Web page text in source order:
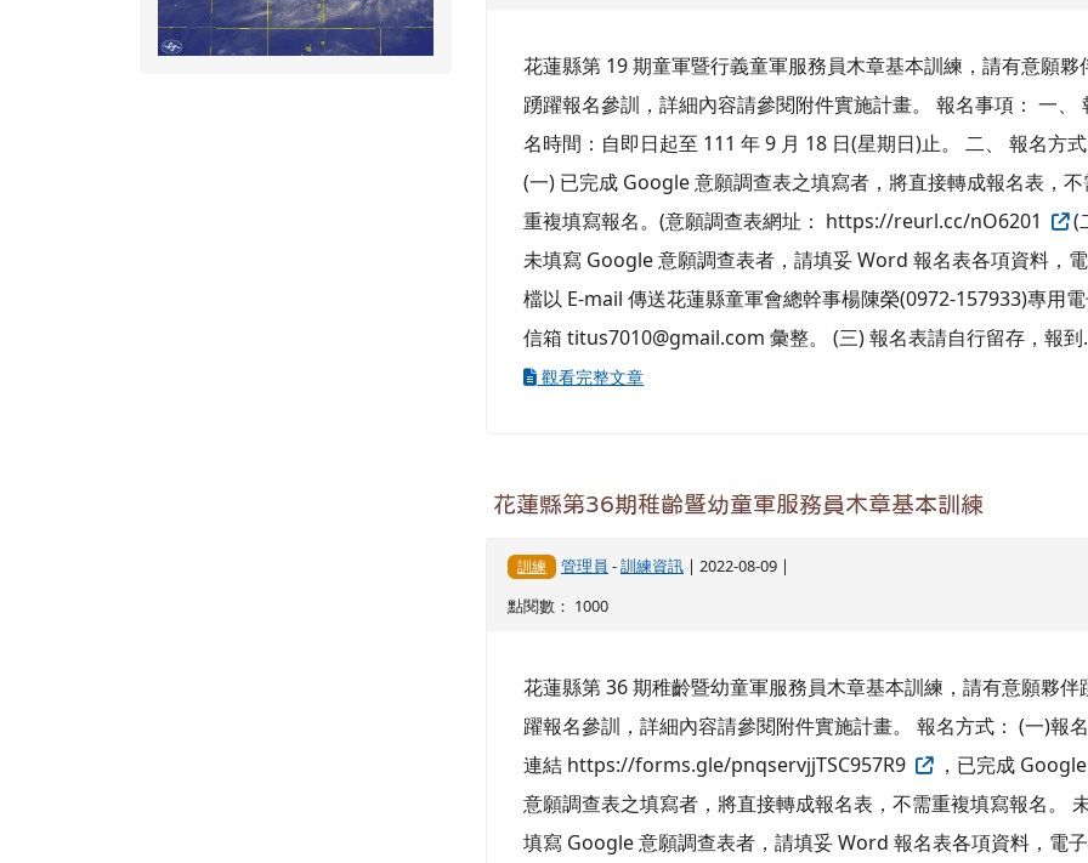
花蓮縣第 19 期童軍暨行義童軍服務員木章基本訓練，請有意願夥
踴躍報名參訓，詳細內容請參閱附件實施計畫。 報名事項： 一、
名時間：自即日起至 111 年 9 月 18 日(星期日)止。 二、 報名方式
(一) 已完成 Google 意願調查表之填寫者，將直接轉成報名表，不
重複填寫報名。(意願調查表網址： https://reurl.cc/nO6201
(
未填寫 Google 意願調查表者，請填妥 Word 報名表各項資料，
檔以 E-mail 傳送花蓮縣童軍會總幹事楊陳榮(0972-157933)專用
信箱 titus7010@gmail.com 彙整。 (三) 報名表請自行留存，報到
觀看完整文章
花蓮縣第36期稚齡暨幼童軍服務員木章基本訓練
訓練 管理員 -訓練資訊| 2022-08-09 |
點閱數： 1000
花蓮縣第 36 期稚齡暨幼童軍服務員木章基本訓練，請有意願夥伴
躍報名參訓，詳細內容請參閱附件實施計畫。 報名方式： (一)報名
連結 https://forms.gle/pnqservjjTSC957R9
，已完成 Google
意願調查表之填寫者，將直接轉成報名表，不需重複填寫報名。
填寫 Google 意願調查表者，請填妥 Word 報名表各項資料，電